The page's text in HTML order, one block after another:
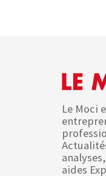
Le Moci
aides